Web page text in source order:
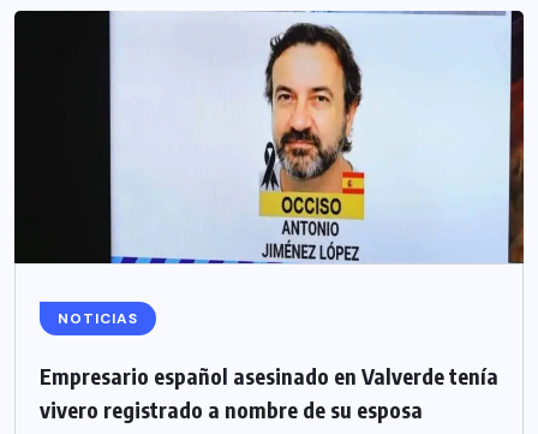
NOTICIAS
Empresario español asesinado en Valverde tenía
vivero registrado a nombre de su esposa